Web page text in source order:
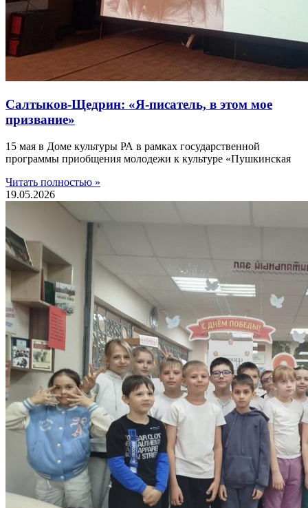
Салтыков-Щедрин: «Я-писатель, в этом мое
призвание»
15 мая в Доме культуры РА в рамках государственной
программы приобщения молодежи к культуре «Пушкинская
Читать полностью »
19.05.2026